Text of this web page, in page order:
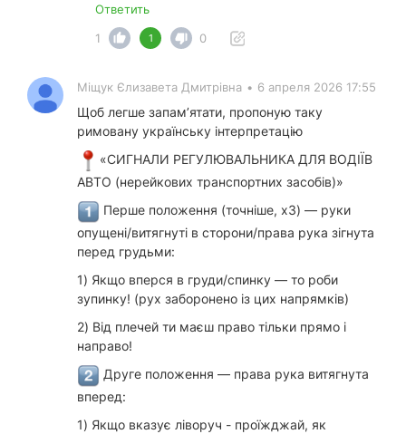
Ответить
1
1 0
Міщук Єлизавета Дмитрівна • 6 апреля 2026 17:55
Щоб легше запам’ятати, пропоную таку
римовану українську інтерпретацію
«СИГНАЛИ РЕГУЛЮВАЛЬНИКА ДЛЯ ВОДІЇВ
АВТО (нерейкових транспортних засобів)»
Перше положення (точніше, х3) — руки
опущені/витягнуті в сторони/права рука зігнута
перед грудьми:
1) Якщо вперся в груди/спинку — то роби
зупинку! (рух заборонено із цих напрямків)
2) Від плечей ти маєш право тільки прямо і
направо!
Друге положення — права рука витягнута
вперед:
1) Якщо вказує ліворуч - проїжджай, як